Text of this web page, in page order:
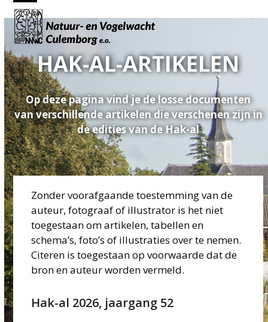
Skip
to
content
Open
mobile
menu
Close
mobile
menuHAK-AL-ARTIKELEN
Op deze pagina vind je de losse documenten
van verschillende artikelen die verschenen zijn in
de edities van de Hak-al
Zonder voorafgaande toestemming van de
auteur, fotograaf of illustrator is het niet
toegestaan om artikelen, tabellen en
schema’s, foto’s of illustraties over te nemen.
Citeren is toegestaan op voorwaarde dat de
bron en auteur worden vermeld.
Hak-al 2026, jaargang 52